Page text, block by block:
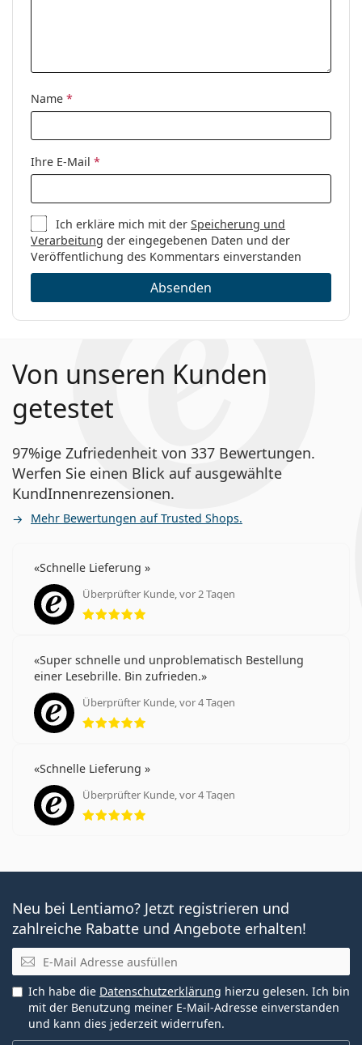
Name *
Ihre E-Mail *
Ich erkläre mich mit derSpeicherung und
Verarbeitung der eingegebenen Daten und der
Veröffentlichung des Kommentars einverstanden
Absenden
Von unseren Kunden
getestet
97%ige Zufriedenheit von 337 Bewertungen.
Werfen Sie einen Blick auf ausgewählte
KundInnenrezensionen.
Mehr Bewertungen auf Trusted Shops.
Schnelle Lieferung
Überprüfter Kunde, vor 2 Tagen
Bewertung 5 aus 5
Super schnelle und unproblematisch Bestellung
einer Lesebrille. Bin zufrieden.
Überprüfter Kunde, vor 4 Tagen
Bewertung 5 aus 5
Schnelle Lieferung
Überprüfter Kunde, vor 4 Tagen
Bewertung 5 aus 5
Neu bei Lentiamo? Jetzt registrieren und
zahlreiche Rabatte und Angebote erhalten!
E-Mail
Ich habe die Datenschutzerklärung hierzu gelesen. Ich bin
mit der Benutzung meiner E-Mail-Adresse einverstanden
und kann dies jederzeit widerrufen.